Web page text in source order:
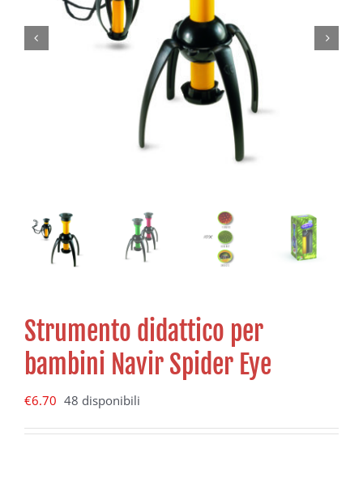
Strumento didattico per
bambini Navir Spider Eye
€6.70 48 disponibili